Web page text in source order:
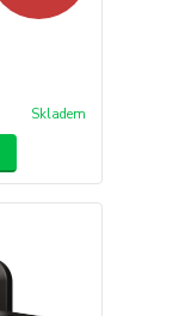
Skladem